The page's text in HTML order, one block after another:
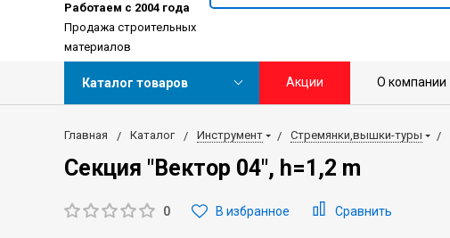
Работаем с 2004 года
Продажа строительных
материалов
Каталог товаров Акции О компании
Главная Каталог Инструмент Стремянки,вышки-туры
Секция "Вектор 04", h=1,2 m
0 В избранное Сравнить